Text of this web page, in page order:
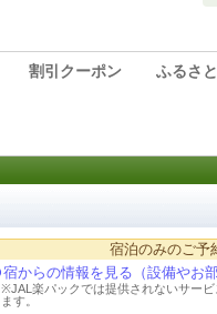
割引クーポン ふるさ
宿泊のみのご予
宿からの情報を見る（設備やお
※JAL楽パックでは提供されないサー
ます。